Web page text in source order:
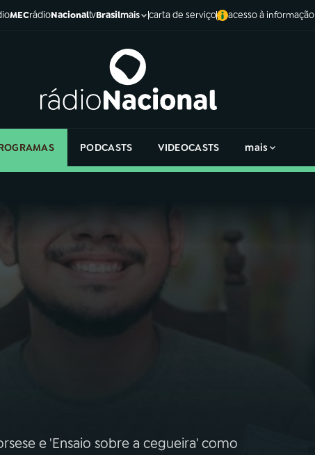
MECrádioNacionaltvBrasilmais carta de serviço acesso à informação
PODCASTS VIDEOCASTS mais
e 'Ensaio sobre a cegueira' como